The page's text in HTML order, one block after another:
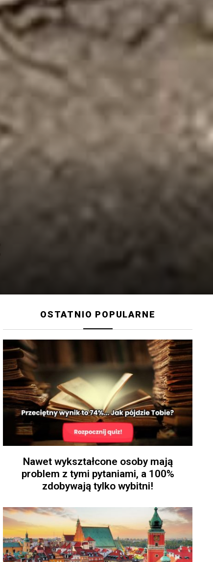
OSTATNIO POPULARNE
Nawet wykształcone osoby mają
problem z tymi pytaniami, a 100%
zdobywają tylko wybitni!